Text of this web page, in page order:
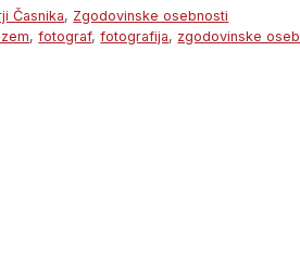
Časnika, Zgodovinske osebnosti
,fotograf,fotografija, zgodovinske